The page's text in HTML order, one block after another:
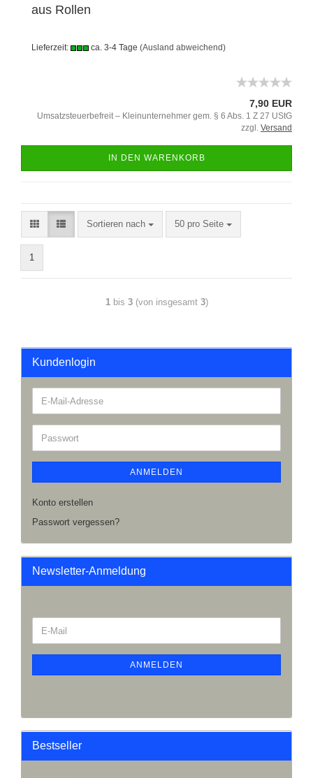
aus Rollen
Lieferzeit: ca. 3-4 Tage (Ausland abweichend)
7,90 EUR
Umsatzsteuerbefreit – Kleinunternehmer gem. § 6 Abs. 1 Z 27 UStG
zzgl. Versand
IN DEN WARENKORB
Sortieren nach 50 pro Seite
1
1bis 3(von insgesamt 3)
Kundenlogin
ANMELDEN
Konto erstellen
Passwort vergessen?
Newsletter-Anmeldung
ANMELDEN
Bestseller